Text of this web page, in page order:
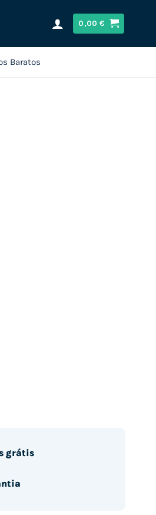
0,00€
Baratos
grátis